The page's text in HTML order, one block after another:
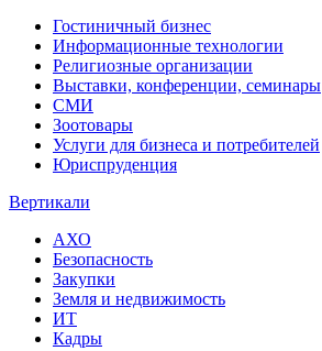
Гостиничный бизнес
Информационные технологии
Религиозные организации
Выставки, конференции, семинары
СМИ
Зоотовары
Услуги для бизнеса и потребителей
Юриспруденция
Вертикали
АХО
Безопасность
Закупки
Земля и недвижимость
ИТ
Кадры